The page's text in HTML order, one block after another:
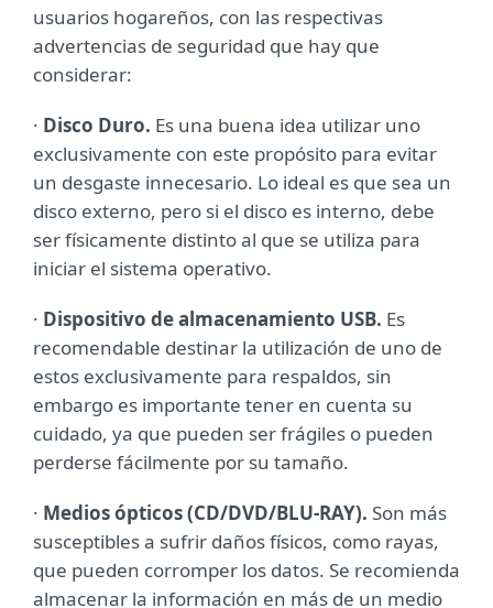
usuarios hogareños, con las respectivas
advertencias de seguridad que hay que
considerar:
· Disco Duro. Es una buena idea utilizar uno
exclusivamente con este propósito para evitar
un desgaste innecesario. Lo ideal es que sea un
disco externo, pero si el disco es interno, debe
ser físicamente distinto al que se utiliza para
iniciar el sistema operativo.
· Dispositivo de almacenamiento USB. Es
recomendable destinar la utilización de uno de
estos exclusivamente para respaldos, sin
embargo es importante tener en cuenta su
cuidado, ya que pueden ser frágiles o pueden
perderse fácilmente por su tamaño.
· Medios ópticos (CD/DVD/BLU-RAY). Son más
susceptibles a sufrir daños físicos, como rayas,
que pueden corromper los datos. Se recomienda
almacenar la información en más de un medio